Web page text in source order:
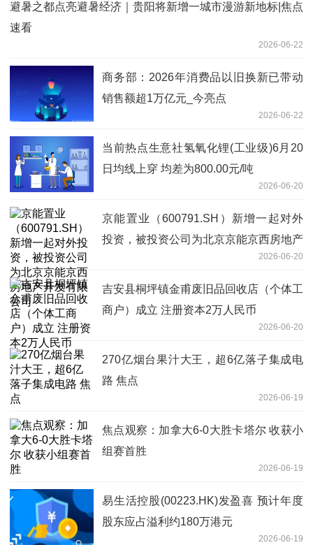
避暑之都点亮避暑经济｜贵阳将新增一城市漫游新地标|焦点
速看
2026-06-22
商务部：2026年消费品以旧换新已带动
销售额超1万亿元_今亮点
2026-06-22
当前热点生意社氢氧化锂(工业级)6月20
日均线上穿 均差为800.00元/吨
2026-06-20
京能置业（600791.SH）新增一起对外
投资，被投资公司为北京京能京西房地产
2026-06-20
吉安县桐坪镇金甫废旧品回收店（个体工
商户）成立 注册资本2万人民币
2026-06-20
270亿烟台果汁大王，超6亿落子集成电
路 焦点
2026-06-19
焦点观察：加拿大6-0大胜卡塔尔 收获小
组赛首胜
2026-06-19
易生活控股(00223.HK)发盈喜 预计年度
股东应占溢利约180万港元
2026-06-19